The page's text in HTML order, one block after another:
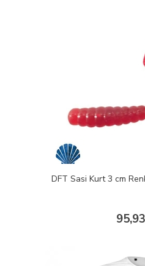
DFT Sasi Kurt 3 cm